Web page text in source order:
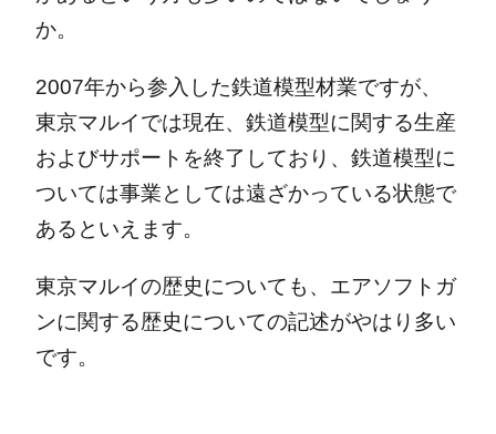
か。
2007年から参入した鉄道模型材業ですが、
東京マルイでは現在、鉄道模型に関する生産
およびサポートを終了しており、鉄道模型に
ついては事業としては遠ざかっている状態で
あるといえます。
東京マルイの歴史についても、エアソフトガ
ンに関する歴史についての記述がやはり多い
です。